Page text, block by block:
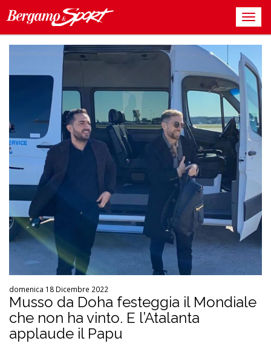
domenica 18 Dicembre 2022
Musso da Doha festeggia il Mondiale
che non ha vinto. E l’Atalanta
applaude il Papu